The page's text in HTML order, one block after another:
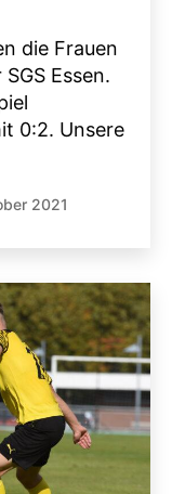
die Frauen
Essen.
0:2. Unsere
2021